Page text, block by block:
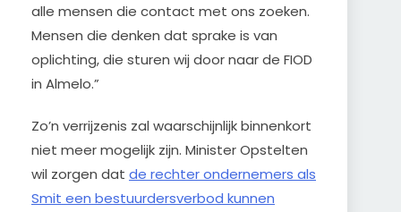
alle mensen die contact met ons zoeken.
Mensen die denken dat sprake is van
oplichting, die sturen wij door naar de FIOD
in Almelo.”
Zo’n verrijzenis zal waarschijnlijk binnenkort
niet meer mogelijk zijn. Minister Opstelten
wil zorgen dat de rechter ondernemers als
Smit een bestuurdersverbod kunnen